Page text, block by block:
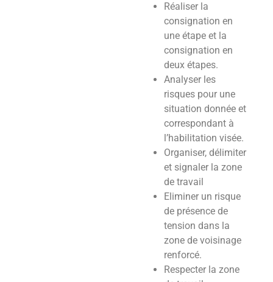
Réaliser la
consignation en
une étape et la
consignation en
deux étapes.
Analyser les
risques pour une
situation donnée et
correspondant à
l’habilitation visée.
Organiser, délimiter
et signaler la zone
de travail
Eliminer un risque
de présence de
tension dans la
zone de voisinage
renforcé.
Respecter la zone